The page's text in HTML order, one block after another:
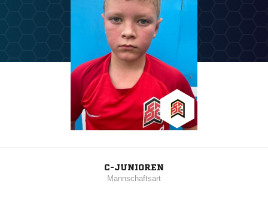
C-JUNIOREN
Mannschaftsart